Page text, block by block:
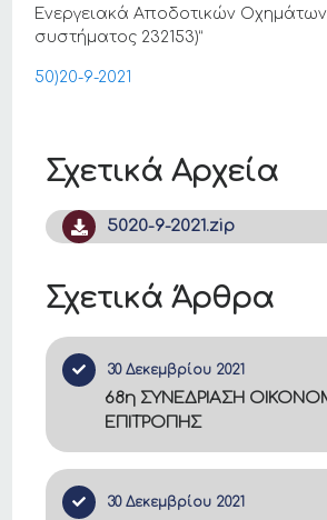
Σχετικά Αρχεία
5020-9-2021.zip
Σχετικά Άρθρα
30 Δεκεμβρίου 2021
68η ΣΥΝΕΔΡΙΑΣΗ
ΕΠΙΤΡΟΠΗΣ
30 Δεκεμβρίου 2021
Ενεργειακά Αποδοτικών
συστήματος 232153)”
50)20-9-2021